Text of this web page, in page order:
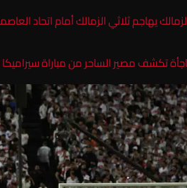
يهاجم ثلاثي الزمالك أمام اتحاد
تكشف مصير الساحر من مباراة